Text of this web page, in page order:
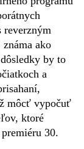
reverzným
ako
by to
a
môcť vypočuť
ktoré
30.